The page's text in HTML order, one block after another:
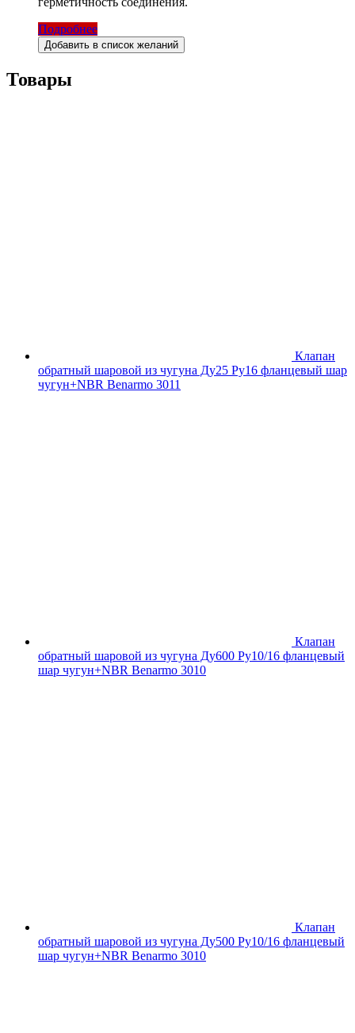
Подробнее
Добавить в список желаний
Товары
Клапан
обратный шаровой из чугуна Ду25 Ру16 фланцевый шар
чугун+NBR Benarmo 3011
Клапан
обратный шаровой из чугуна Ду600 Ру10/16 фланцевый
шар чугун+NBR Benarmo 3010
Клапан
обратный шаровой из чугуна Ду500 Ру10/16 фланцевый
шар чугун+NBR Benarmo 3010